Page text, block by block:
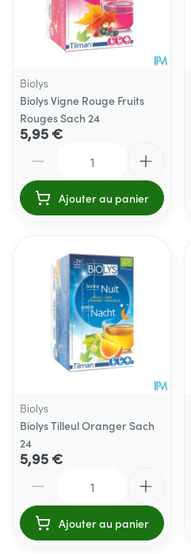
Biolys
Biolys Vigne Rouge Fruits
Rouges Sach 24
5,95 €
Ajouter au panier
Biolys
Biolys Tilleul Oranger Sach
24
5,95 €
Ajouter au panier